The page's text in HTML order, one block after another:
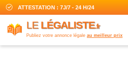
ATTESTATION : 7J/7 - 24 H/24
LE LÉGALISTE.fr
Publiez votre annonce légale au meilleur prix